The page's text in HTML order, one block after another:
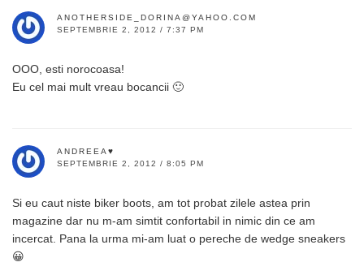
ANOTHERSIDE_DORINA@YAHOO.COM
SEPTEMBRIE 2, 2012 / 7:37 PM
OOO, esti norocoasa!
Eu cel mai mult vreau bocancii 🙂
ANDREEA♥
SEPTEMBRIE 2, 2012 / 8:05 PM
Si eu caut niste biker boots, am tot probat zilele astea prin
magazine dar nu m-am simtit confortabil in nimic din ce am
incercat. Pana la urma mi-am luat o pereche de wedge sneakers
😀